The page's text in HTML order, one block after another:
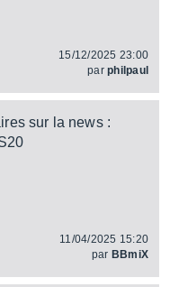
15/12/2025 23:00
parphilpaul
sur la news :
11/04/2025 15:20
par BBmiX